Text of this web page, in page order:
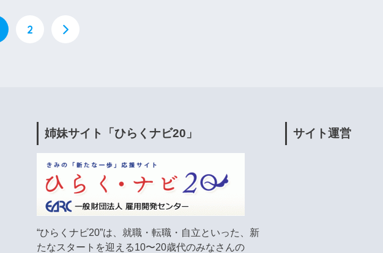
2
姉妹サイト「ひらくナビ20」
“ひらくナビ20”は、就職・転職・自立といった、新
たなスタートを迎える10〜20歳代のみなさんの
サイト運営